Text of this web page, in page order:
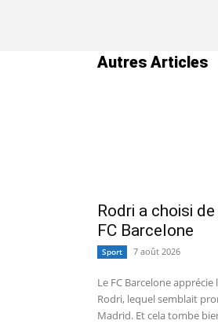
Autres Articles
Rodri a choisi
FC Barcelone
Sport 7 août 2026
Le FC Barcelone
Rodri, lequel semblait
Madrid. Et cela tombe